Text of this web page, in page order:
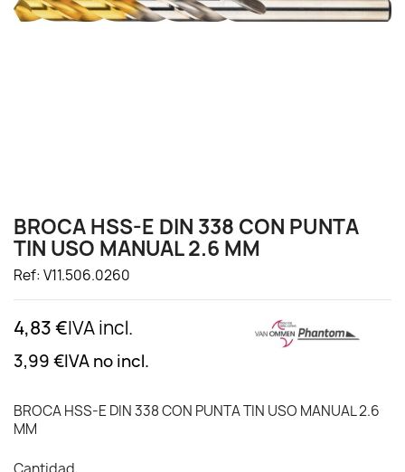
BROCA HSS-E DIN 338 CON PUNTA
TIN USO MANUAL 2.6 MM
Ref: V11.506.0260
4,83 €IVA incl.
3,99 €IVA no incl.
BROCA HSS-E DIN 338 CON PUNTA TIN USO MANUAL 2.6
MM